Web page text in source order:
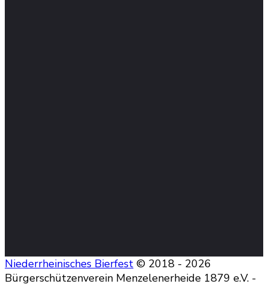
Niederrheinisches Bierfest © 2018 - 2026
Bürgerschützenverein Menzelenerheide 1879 e.V. -